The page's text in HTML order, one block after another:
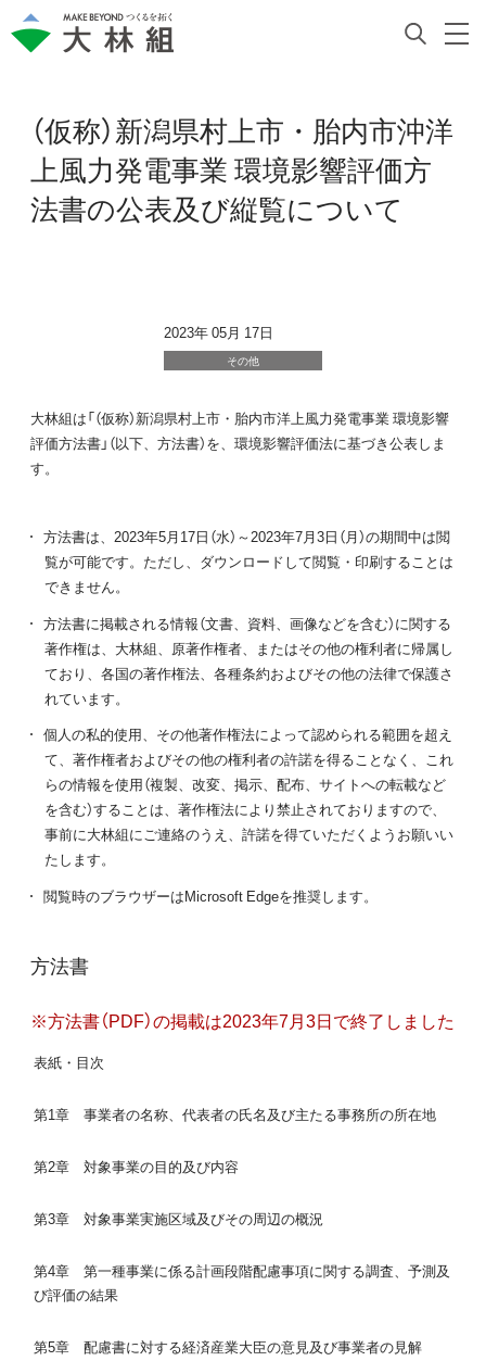
（仮称）新潟県村上市・胎内市沖洋
上風力発電事業 環境影響評価方
法書の公表及び縦覧について
2023年 05月 17日
その他
大林組は「（仮称）新潟県村上市・胎内市洋上風力発電事業 環境影響
評価方法書」（以下、方法書）を、環境影響評価法に基づき公表しま
す。
方法書は、2023年5月17日（水）～2023年7月3日（月）の期間中は閲
覧が可能です。ただし、ダウンロードして閲覧・印刷することは
できません。
方法書に掲載される情報（文書、資料、画像などを含む）に関する
著作権は、大林組、原著作権者、またはその他の権利者に帰属し
ており、各国の著作権法、各種条約およびその他の法律で保護さ
れています。
個人の私的使用、その他著作権法によって認められる範囲を超え
て、著作権者およびその他の権利者の許諾を得ることなく、これ
らの情報を使用（複製、改変、掲示、配布、サイトへの転載など
を含む）することは、著作権法により禁止されておりますので、
事前に大林組にご連絡のうえ、許諾を得ていただくようお願いい
たします。
閲覧時のブラウザーはMicrosoft Edgeを推奨します。
方法書
※方法書（PDF）の掲載は2023年7月3日で終了しました
表紙・目次
第1章 事業者の名称、代表者の氏名及び主たる事務所の所在地
第2章 対象事業の目的及び内容
第3章 対象事業実施区域及びその周辺の概況
第4章 第一種事業に係る計画段階配慮事項に関する調査、予測及
び評価の結果
第5章 配慮書に対する経済産業大臣の意見及び事業者の見解